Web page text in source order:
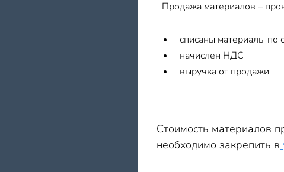
Продажа материалов –
списаны материалы по
начислен НДС
выручка от продажи
Стоимость материалов
необходимо закрепить в